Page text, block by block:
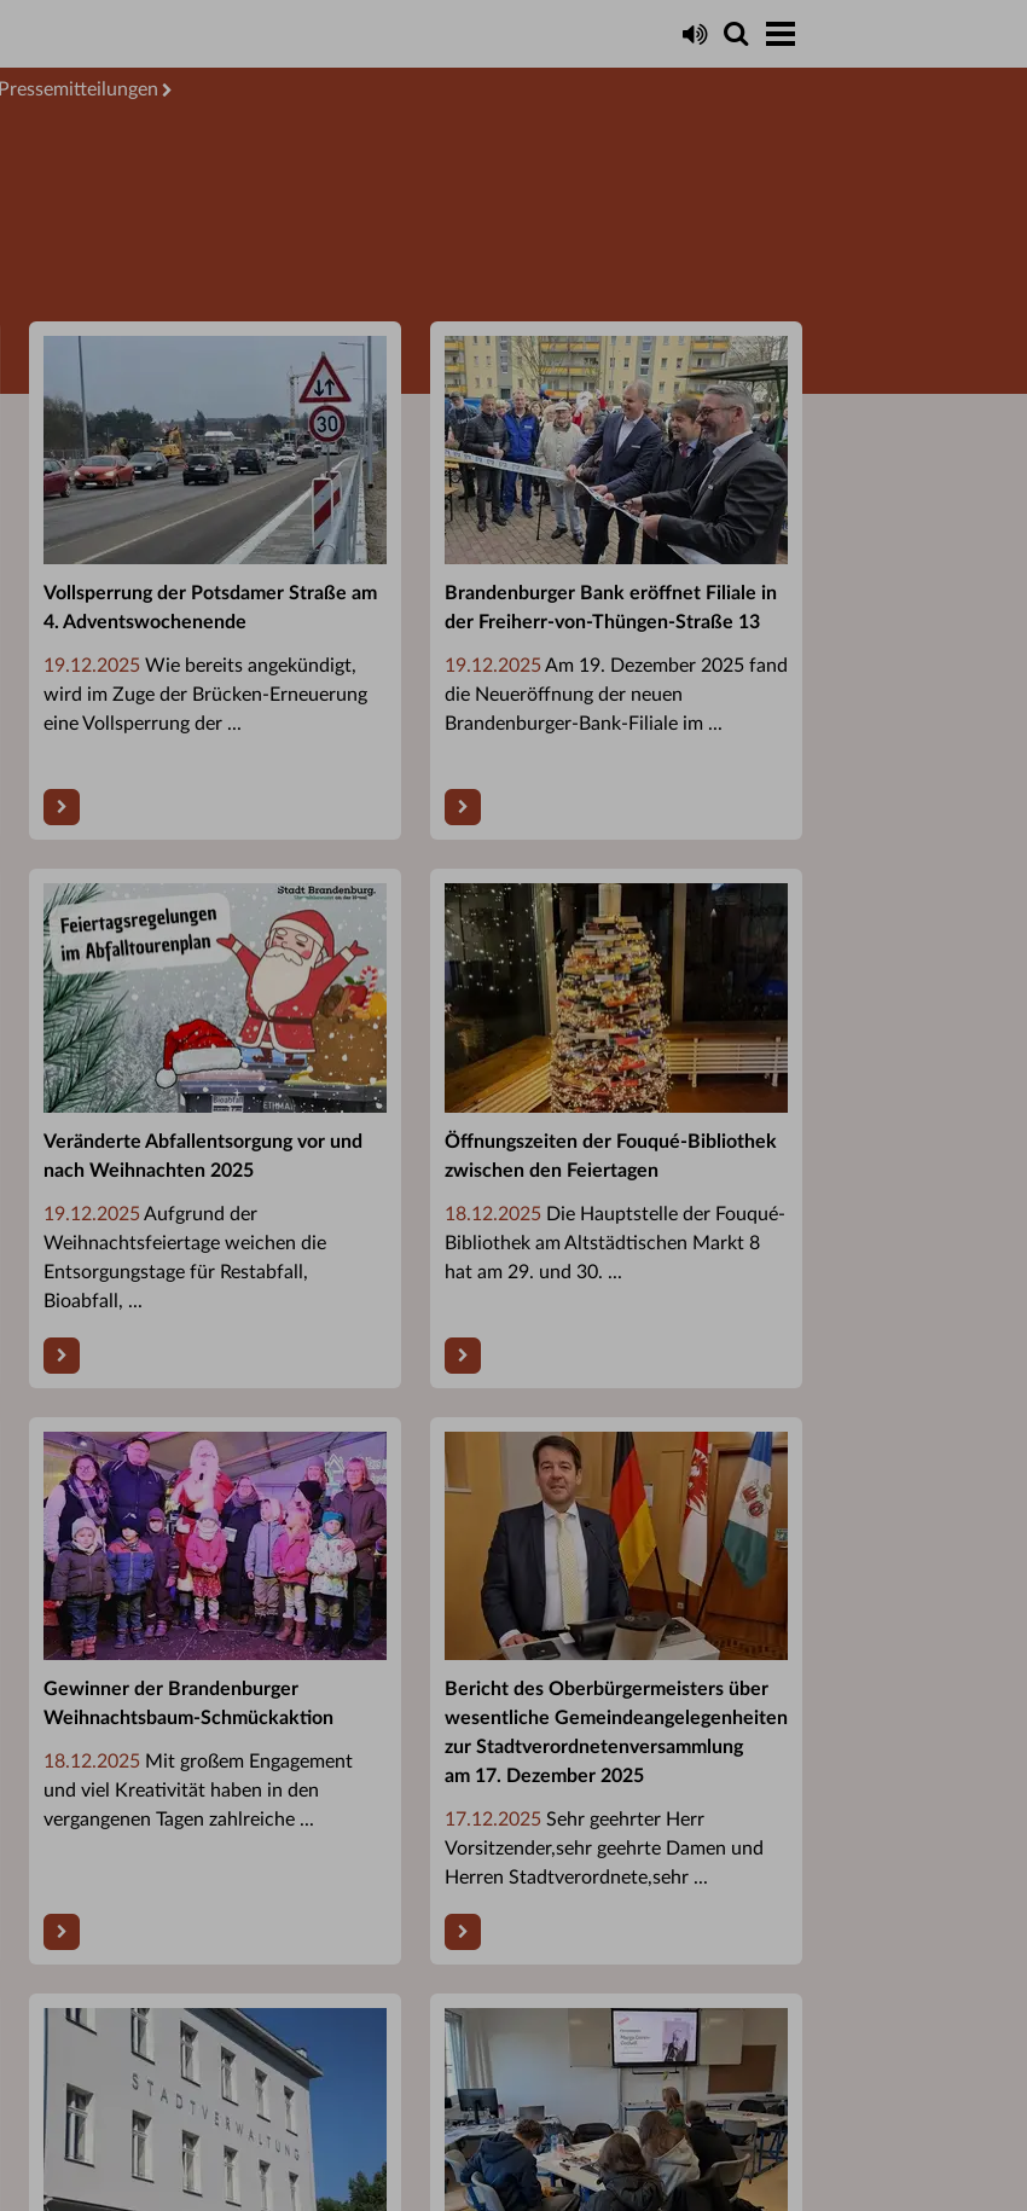
Pressemitteilungen
Vollsperrung der Potsdamer Straße am
4. Adventswochenende
19.12.2025 Wie bereits angekündigt,
wird im Zuge der Brücken-Erneuerung
eine Vollsperrung der ...
Brandenburger Bank eröffnet Filiale in
der Freiherr-von-Thüngen-Straße 13
19.12.2025Am 19. Dezember 2025 fand
die Neueröffnung der neuen
Brandenburger-Bank-Filiale im ...
Veränderte Abfallentsorgung vor und
nach Weihnachten 2025
19.12.2025Aufgrund der
Weihnachtsfeiertage weichen die
Entsorgungstage für Restabfall,
Bioabfall, ...
Öffnungszeiten der Fouqué-Bibliothek
zwischen den Feiertagen
18.12.2025 Die Hauptstelle der Fouqué-
Bibliothek am Altstädtischen Markt 8
hat am 29. und 30. ...
Gewinner der Brandenburger
Weihnachtsbaum-Schmückaktion
18.12.2025 Mit großem Engagement
und viel Kreativität haben in den
vergangenen Tagen zahlreiche ...
Bericht des Oberbürgermeisters über
wesentliche Gemeindeangelegenheiten
zur Stadtverordnetenversammlung
am 17. Dezember 2025
17.12.2025 Sehr geehrter Herr
Vorsitzender,sehr geehrte Damen und
Herren Stadtverordnete,sehr ...